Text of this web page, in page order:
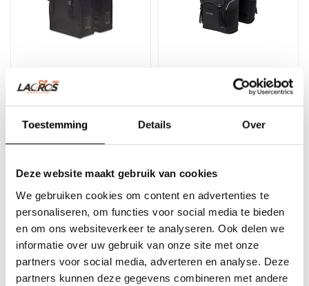
Toestemming Details Over
Deze website maakt gebruik van cookies
We gebruiken cookies om content en advertenties te
personaliseren, om functies voor social media te bieden
en om ons websiteverkeer te analyseren. Ook delen we
informatie over uw gebruik van onze site met onze
partners voor social media, adverteren en analyse. Deze
partners kunnen deze gegevens combineren met andere
Basil Mara XL Doppelte
Die Basil Mara XL ist eine
klassischem Schwarz. Es
€34,95
New Looxs Sports
Doppelte Fahrradtasche mit
Design von New Looxs
€104,95